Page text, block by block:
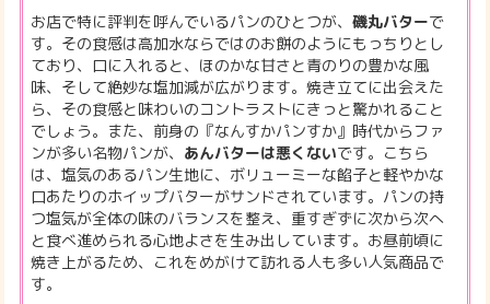
お店で特に評判を呼んでいるパンのひとつが、磯丸バターで
す。その食感は高加水ならではのお餅のようにもっちりとし
ており、口に入れると、ほのかな甘さと青のりの豊かな風
味、そして絶妙な塩加減が広がります。焼き立てに出会えた
ら、その食感と味わいのコントラストにきっと驚かれること
でしょう。また、前身の『なんすかパンすか』時代からファ
ンが多い名物パンが、 あんバターは悪くないです。こちら
は、塩気のあるパン生地に、ボリューミーな餡子と軽やかな
口あたりのホイップバターがサンドされています。パンの持
つ塩気が全体の味のバランスを整え、重すぎずに次から次へ
と食べ進められる心地よさを生み出しています。お昼前頃に
焼き上がるため、これをめがけて訪れる人も多い人気商品で
す。